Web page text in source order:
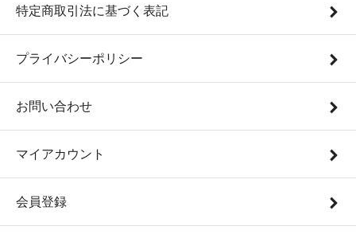
特定商取引法に基づく表記
プライバシーポリシー
お問い合わせ
マイアカウント
会員登録